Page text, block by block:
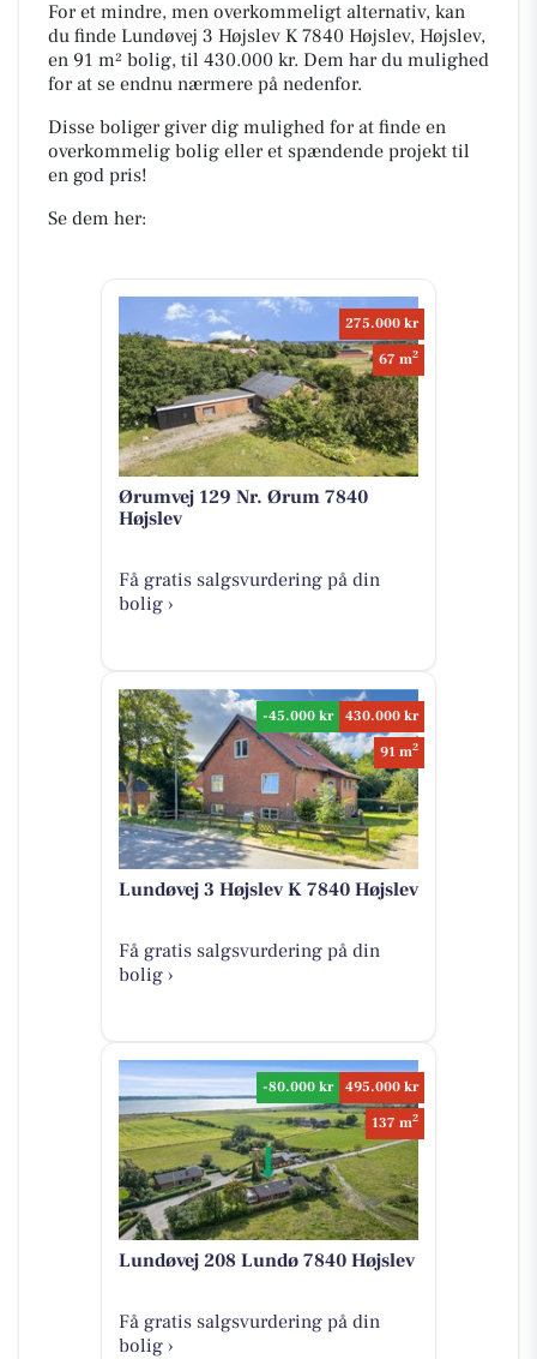
For et mindre, men overkommeligt alternativ, kan
du finde Lundøvej 3 Højslev K 7840 Højslev, Højslev,
en 91 m² bolig, til 430.000 kr. Dem har du mulighed
for at se endnu nærmere på nedenfor.
Disse boliger giver dig mulighed for at finde en
overkommelig bolig eller et spændende projekt til
en god pris!
Se dem her:
275.000 kr
67 m2
Ørumvej 129 Nr. Ørum 7840
Højslev
Få gratis salgsvurdering på din
bolig ›
-45.000 kr
430.000 kr
91 m2
Lundøvej 3 Højslev K 7840 Højslev
Få gratis salgsvurdering på din
bolig ›
-80.000 kr
495.000 kr
137 m2
Lundøvej 208 Lundø 7840 Højslev
Få gratis salgsvurdering på din
bolig ›